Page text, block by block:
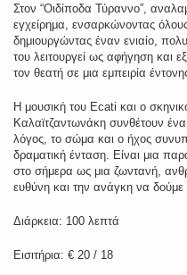
Στον “Οιδίποδα Τύραννο”,
εγχείρημα, ενσαρκώνοντας
δημιουργώντας έναν ενιαίο,
του λειτουργεί ως αφήγηση και
τον θεατή σε μια εμπειρία
Η μουσική του Ecati και ο
Καλαϊτζαντωνάκη συνθέτουν
λόγος, το σώμα και ο ήχος
δραματική ένταση. Είναι μια
στο σήμερα ως μια ζωντανή,
ευθύνη και την ανάγκη να δούμε
Διάρκεια: 100 λεπτά
Εισιτήρια: € 20 / 18